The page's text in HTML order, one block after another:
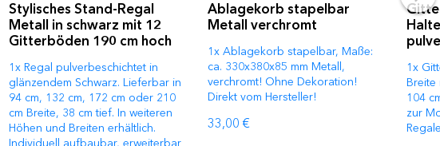
Stylisches Stand-Regal
Metall in schwarz mit 12
Gitterböden 190 cm hoch
1x Regal pulverbeschichtet in
glänzendem Schwarz. Lieferbar in
94 cm, 132 cm, 172 cm oder 210
cm Breite, 38 cm tief. In weiteren
Höhen und Breiten erhältlich.
Ablagekorb stapelbar
Metall verchromt
1x Ablagekorb stapelbar, Maße:
ca. 330x380x85 mm Metall,
verchromt! Ohne Dekoration!
Direkt vom Hersteller!
33,00 €
1x
Breite
104
zur